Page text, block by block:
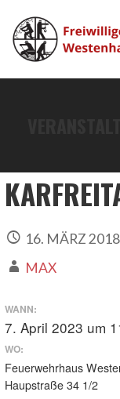
Inhalt
springen
16. MÄRZ 2018
MAX
WANN:
7. April 2023 um
WO:
Feuerwehrhaus
Haupstraße 34 1/2